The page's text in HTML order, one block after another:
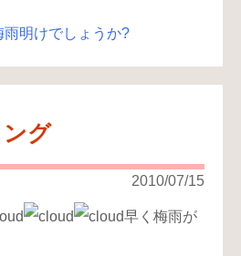
明けでしょうか?
ング
2010/07/15
早く梅雨が